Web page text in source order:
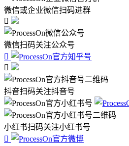
微信或企业微信扫码进群

微信扫码关注公众号


抖音扫码关注抖音号
小红书扫码关注小红书号
